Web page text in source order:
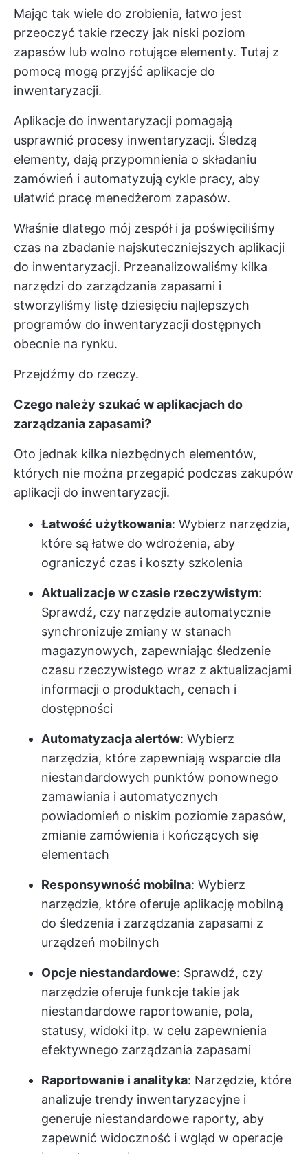
Mając tak wiele do zrobienia, łatwo jest
przeoczyć takie rzeczy jak niski poziom
zapasów lub wolno rotujące elementy. Tutaj z
pomocą mogą przyjść aplikacje do
inwentaryzacji.
Aplikacje do inwentaryzacji pomagają
usprawnić procesy inwentaryzacji. Śledzą
elementy, dają przypomnienia o składaniu
zamówień i automatyzują cykle pracy, aby
ułatwić pracę menedżerom zapasów.
Właśnie dlatego mój zespół i ja poświęciliśmy
czas na zbadanie najskuteczniejszych aplikacji
do inwentaryzacji. Przeanalizowaliśmy kilka
narzędzi do zarządzania zapasami i
stworzyliśmy listę dziesięciu najlepszych
programów do inwentaryzacji dostępnych
obecnie na rynku.
Przejdźmy do rzeczy.
Czego należy szukać w aplikacjach do
zarządzania zapasami?
Oto jednak kilka niezbędnych elementów,
których nie można przegapić podczas zakupów
aplikacji do inwentaryzacji.
Łatwość użytkowania: Wybierz narzędzia,
które są łatwe do wdrożenia, aby
ograniczyć czas i koszty szkolenia
Aktualizacje w czasie rzeczywistym:
Sprawdź, czy narzędzie automatycznie
synchronizuje zmiany w stanach
magazynowych, zapewniając śledzenie
czasu rzeczywistego wraz z aktualizacjami
informacji o produktach, cenach i
dostępności
Automatyzacja alertów: Wybierz
narzędzia, które zapewniają wsparcie dla
niestandardowych punktów ponownego
zamawiania i automatycznych
powiadomień o niskim poziomie zapasów,
zmianie zamówienia i kończących się
elementach
Responsywność mobilna: Wybierz
narzędzie, które oferuje aplikację mobilną
do śledzenia i zarządzania zapasami z
urządzeń mobilnych
Opcje niestandardowe: Sprawdź, czy
narzędzie oferuje funkcje takie jak
niestandardowe raportowanie, pola,
statusy, widoki itp. w celu zapewnienia
efektywnego zarządzania zapasami
Raportowanie i analityka: Narzędzie, które
analizuje trendy inwentaryzacyjne i
generuje niestandardowe raporty, aby
zapewnić widoczność i wgląd w operacje